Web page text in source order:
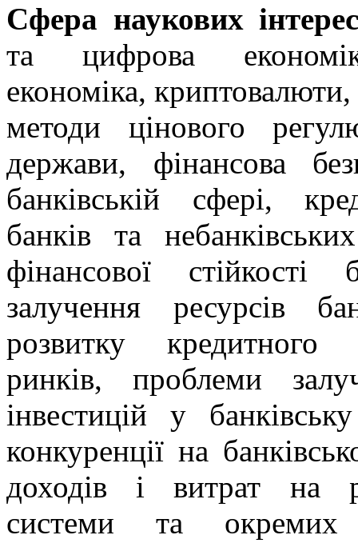
Сфера наукових
та цифрова
економіка,
методи цінового
держави, фінансова
банківській сфері,
банків та
фінансової стійкості
залучення ресурсів
розвитку кредитного
ринків, проблеми
інвестицій у
конкуренції на
доходів і витрат на
системи та окремих